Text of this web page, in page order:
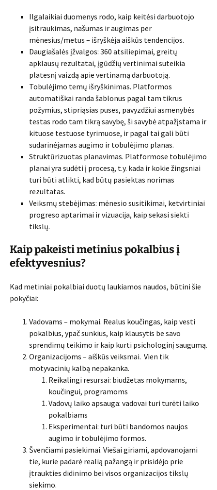
Ilgalaikiai duomenys rodo, kaip keitėsi darbuotojo
įsitraukimas, našumas ir augimas per
mėnesius/metus – išryškėja aiškūs tendencijos.
Daugiašalės įžvalgos: 360 atsiliepimai, greitų
apklausų rezultatai, įgūdžių vertinimai suteikia
platesnį vaizdą apie vertinamą darbuotoją.
Tobulėjimo temų išryškinimas. Platformos
automatiškai randa šablonus pagal tam tikrus
požymius, stipriąsias puses, pavyzdžiui asmenybės
testas rodo tam tikrą savybę, ši savybė atpažįstama ir
kituose testuose tyrimuose, ir pagal tai gali būti
sudarinėjamas augimo ir tobulėjimo planas.
Struktūrizuotas planavimas. Platformose tobulėjimo
planai yra sudėti į procesą, t.y. kada ir kokie žingsniai
turi būti atlikti, kad būtų pasiektas norimas
rezultatas.
Veiksmų stebėjimas: mėnesio susitikimai, ketvirtiniai
progreso aptarimai ir vizuacija, kaip sekasi siekti
tikslų.
Kaip pakeisti metinius pokalbius į
efektyvesnius?
Kad metiniai pokalbiai duotų laukiamos naudos, būtini šie
pokyčiai:
Vadovams – mokymai. Realus koučingas, kaip vesti
pokalbius, ypač sunkius, kaip klausytis be savo
sprendimų teikimo ir kaip kurti psichologinį saugumą.
Organizacijoms – aiškūs veiksmai. Vien tik
motyvacinių kalbą nepakanka.
Reikalingi resursai: biudžetas mokymams,
koučingui, programoms
Vadovų laiko apsauga: vadovai turi turėti laiko
pokalbiams
Eksperimentai: turi būti bandomos naujos
augimo ir tobulėjimo formos.
Švenčiami pasiekimai. Viešai giriami, apdovanojami
tie, kurie padarė realią pažangą ir prisidėjo prie
įtraukties didinimo bei visos organizacijos tikslų
siekimo.